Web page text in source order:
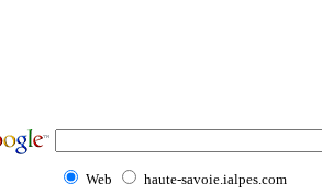
Web haute-savoie.ialpes.com